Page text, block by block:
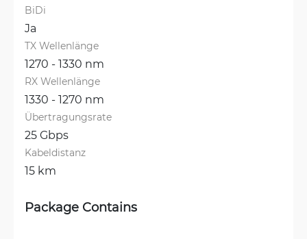
BiDi
Ja
TX Wellenlänge
1270 - 1330 nm
RX Wellenlänge
1330 - 1270 nm
Übertragungsrate
25 Gbps
Kabeldistanz
15 km
Package Contains